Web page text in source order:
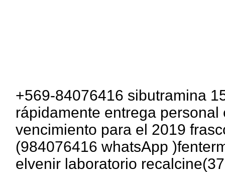
+569-84076416 sibutramina
rápidamente entrega
vencimiento para el 2019
(984076416 whatsApp
elvenir laboratorio